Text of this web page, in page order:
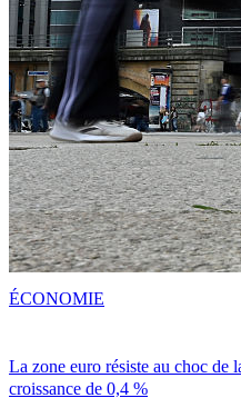
La zone euro résiste au choc de
croissance de 0,4 %
ÉCONOMIE